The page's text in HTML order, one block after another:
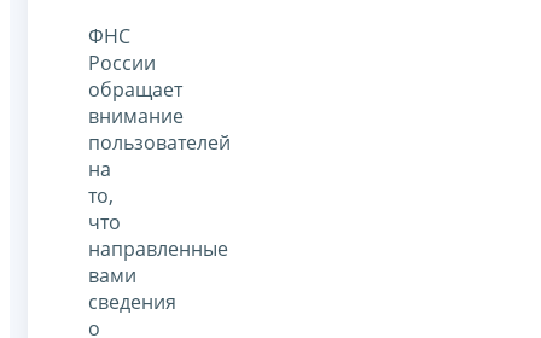
ФНС
России
обращает
внимание
пользователей
на
то,
что
направленные
вами
сведения
о